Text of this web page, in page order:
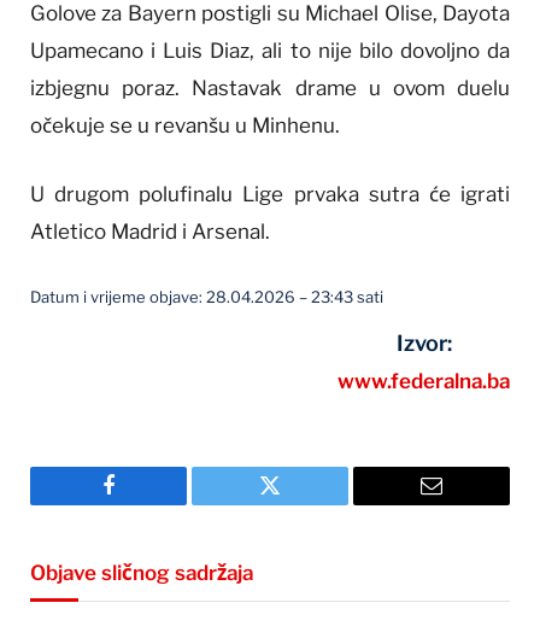
Golove za Bayern postigli su Michael Olise, Dayota
Upamecano i Luis Diaz, ali to nije bilo dovoljno da
izbjegnu poraz. Nastavak drame u ovom duelu
očekuje se u revanšu u Minhenu.
U drugom polufinalu Lige prvaka sutra će igrati
Atletico Madrid i Arsenal.
Datum i vrijeme objave: 28.04.2026 – 23:43 sati
Izvor:
www.federalna.ba
Facebook Twitter Email
Objave sličnog sadržaja